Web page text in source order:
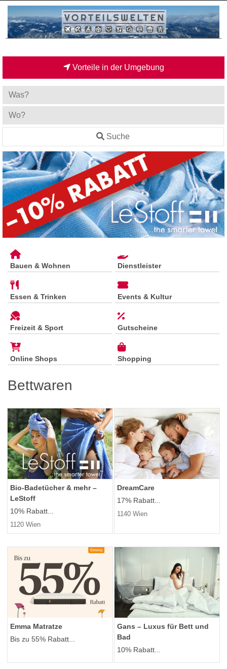
Vorteile in der Umgebung
Suche
Bauen & Wohnen Dienstleister
Essen & Trinken Events & Kultur
Freizeit & Sport Gutscheine
Online Shops Shopping
Bettwaren
Bio-Badetücher & mehr –
LeStoff
10% Rabatt...
1120 Wien
DreamCare
17% Rabatt...
1140 Wien
Emma Matratze
Bis zu 55% Rabatt...
Gans – Luxus für Bett und
Bad
10% Rabatt...